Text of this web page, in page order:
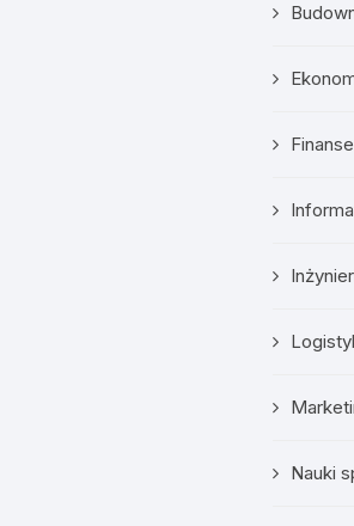
Finanse
Nauki